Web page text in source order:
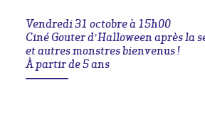
Vendredi 31 octobre à 15h00
Ciné Gouter d’Halloween après la
et autres monstres bienvenus !
À partir de 5 ans